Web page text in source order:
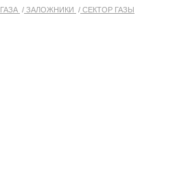
ГАЗА ЗАЛОЖНИКИ СЕКТОР ГАЗЫ